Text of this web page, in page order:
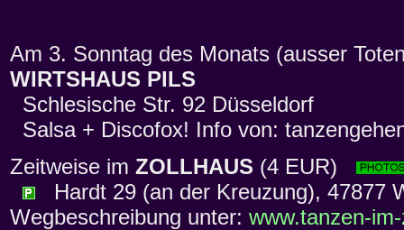
Am 3. Sonntag des Monats (ausser
WIRTSHAUS PILS
Schlesische Str. 92 Düsseldorf
Salsa + Discofox! Info von:
Zeitweise im ZOLLHAUS (4 EUR)
Hardt 29 (an der Kreuzung), 47877
Wegbeschreibung unter: www.tanzen-